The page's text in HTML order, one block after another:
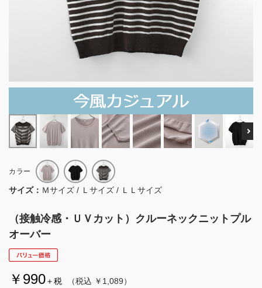
（接触冷感・ＵＶカット）クルーネックニットプル
オーバー
￥990＋税 （税込 ￥1,089）
カラー
サイズ： Ｍサイズ / Ｌサイズ / ＬＬサイズ